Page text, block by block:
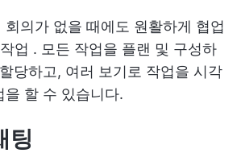
회의가 없을 때에도 원활하게 협업
업 . 모든 작업을 플랜 및 구성하
당하고, 여러 보기로 작업을 시각
을 할 수 있습니다.
팅